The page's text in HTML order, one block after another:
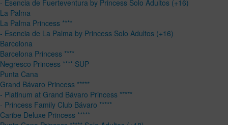
- Esencia de Fuerteventura by Princess Solo Adultos (+16)
La Palma
La Palma Princess ****
- Esencia de La Palma by Princess Solo Adultos (+16)
Barcelona
Barcelona Princess ****
Negresco Princess **** SUP
Punta Cana
Grand Bávaro Princess *****
- Platinum at Grand Bávaro Princess *****
- Princess Family Club Bávaro *****
Caribe Deluxe Princess *****